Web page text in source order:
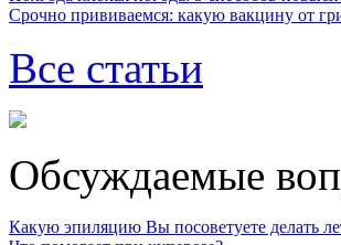
Срочно прививаемся: какую вакцину от
Все статьи
Обсуждаемые
Какую эпиляцию Вы посоветуете делать